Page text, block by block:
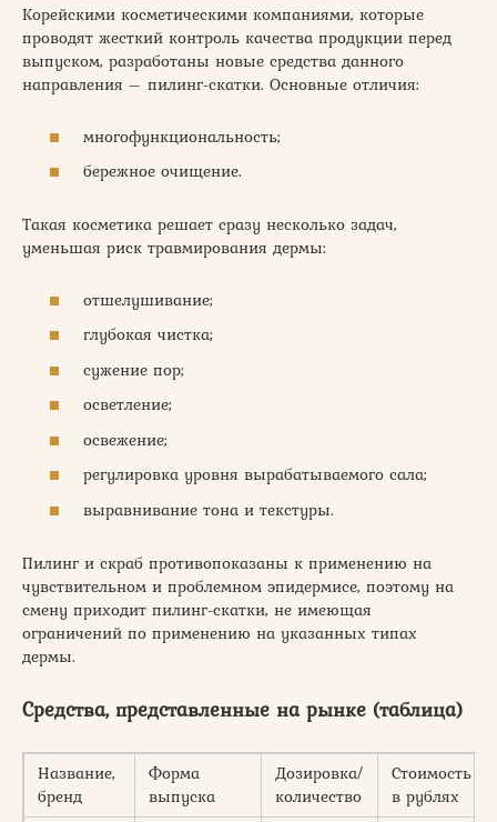
Корейскими косметическими компаниями, которые
проводят жесткий контроль качества продукции перед
выпуском, разработаны новые средства данного
направления – пилинг-скатки. Основные отличия:
многофункциональность;
бережное очищение.
Такая косметика решает сразу несколько задач,
уменьшая риск травмирования дермы:
отшелушивание;
глубокая чистка;
сужение пор;
осветление;
освежение;
регулировка уровня вырабатываемого сала;
выравнивание тона и текстуры.
Пилинг и скраб противопоказаны к применению на
чувствительном и проблемном эпидермисе, поэтому на
смену приходит пилинг-скатки, не имеющая
ограничений по применению на указанных типах
дермы.
Средства, представленные на рынке (таблица)
Название,
бренд
Форма
выпуска
Дозировка/
количество
Стоимость
в рублях